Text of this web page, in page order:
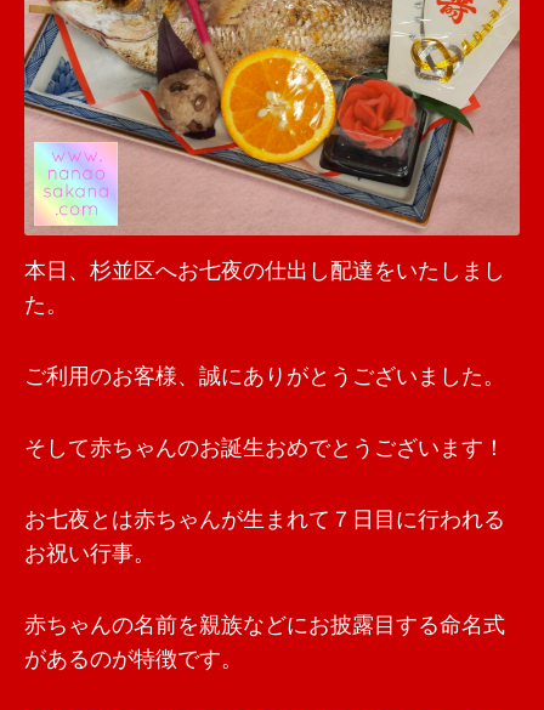
本日、杉並区へお七夜の仕出し配達をいたしまし
た。
ご利用のお客様、誠にありがとうございました。
そして赤ちゃんのお誕生おめでとうございます！
お七夜とは赤ちゃんが生まれて７日目に行われる
お祝い行事。
赤ちゃんの名前を親族などにお披露目する命名式
があるのが特徴です。